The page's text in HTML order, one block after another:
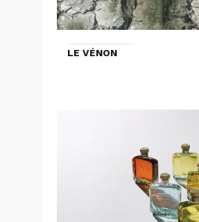
LE VÉNON